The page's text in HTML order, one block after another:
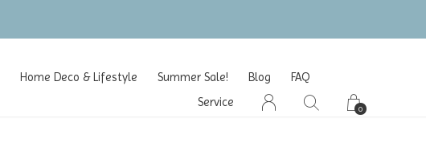
Home Deco & Lifestyle Summer Sale! Blog
FAQ
Service
0